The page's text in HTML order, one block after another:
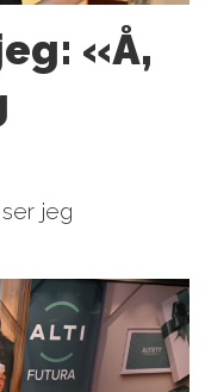
«Å,
jeg